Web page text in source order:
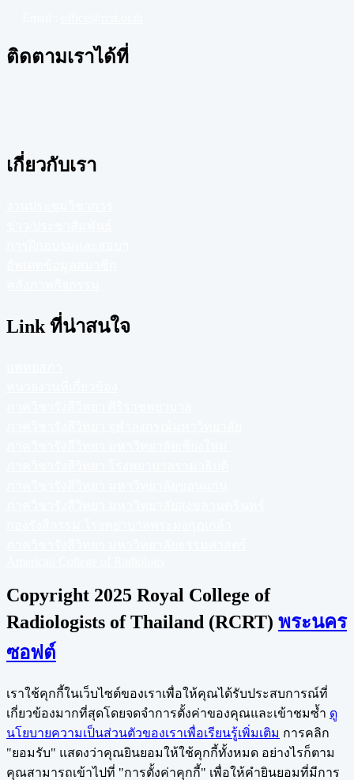
ติดตามเราได้ที่
เกี่ยวกับเรา
Link ที่น่าสนใจ
Copyright 2025 Royal College of
Radiologists of Thailand (RCRT) พระนคร
ซอฟต์
เราใช้คุกกี้ในเว็บไซต์ของเราเพื่อให้คุณได้รับประสบการณ์ที่
เกี่ยวข้องมากที่สุดโดยจดจำการตั้งค่าของคุณและเข้าชมซ้ำ ดู
นโยบายความเป็นส่วนตัวของเราเพื่อเรียนรู้เพิ่มเติม การคลิก
"ยอมรับ" แสดงว่าคุณยินยอมให้ใช้คุกกี้ทั้งหมด อย่างไรก็ตาม
คุณสามารถเข้าไปที่ "การตั้งค่าคุกกี้" เพื่อให้คำยินยอมที่มีการ